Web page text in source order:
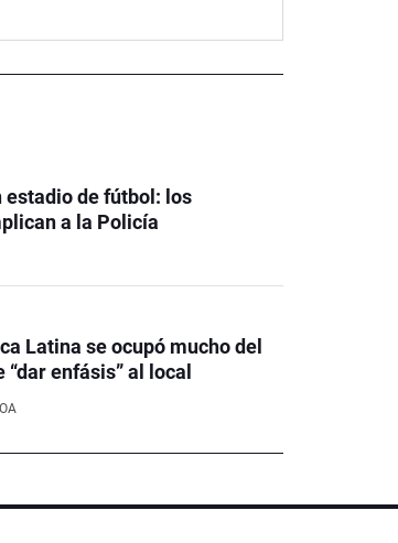
estadio de fútbol: los
a la Policía
Latina se ocupó mucho del
“dar enfásis” al local